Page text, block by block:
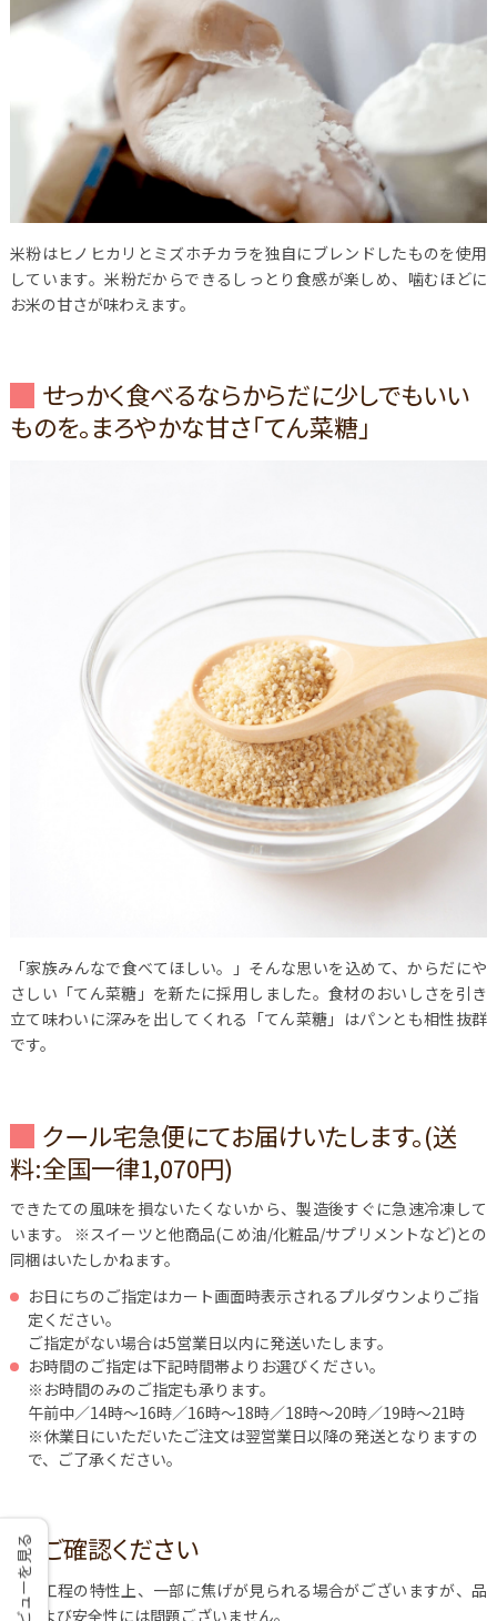
米粉はヒノヒカリとミズホチカラを独自にブレンドしたものを使用
しています。米粉だからできるしっとり食感が楽しめ、噛むほどに
お米の甘さが味わえます。
せっかく食べるならからだに少しでもいい
ものを。まろやかな甘さ「てん菜糖」
「家族みんなで食べてほしい。」そんな思いを込めて、からだにや
さしい「てん菜糖」を新たに採用しました。食材のおいしさを引き
立て味わいに深みを出してくれる「てん菜糖」はパンとも相性抜群
です。
クール宅急便にてお届けいたします。(送
料:全国一律1,070円)
できたての風味を損ないたくないから、製造後すぐに急速冷凍して
います。
※スイーツと他商品(こめ油/化粧品/サプリメントなど)との
同梱はいたしかねます。
お日にちのご指定はカート画面時表示されるプルダウンよりご指
定ください。
ご指定がない場合は5営業日以内に発送いたします。
お時間のご指定は下記時間帯よりお選びください。
※お時間のみのご指定も承ります。
午前中／14時～16時／16時～18時／18時～20時／19時～21時
※休業日にいただいたご注文は翌営業日以降の発送となりますの
で、ご了承ください。
ご確認ください
製造工程の特性上、一部に焦げが見られる場合がございますが、品
質および安全性には問題ございません。
レビューを見る